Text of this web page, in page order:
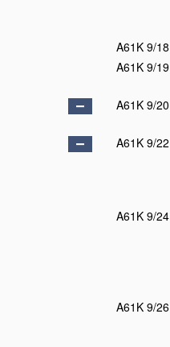
A61K 9/18
A61K 9/19
A61K 9/20
A61K 9/22
A61K 9/24
A61K 9/26